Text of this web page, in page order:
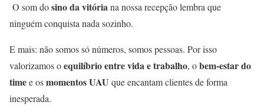
O som dosino da vitóriana nossa recepção lembra que
ninguém conquista nada sozinho.
E mais: não somos só números, somos pessoas. Por isso
valorizamos oequilíbrio entre vida e trabalho, obem-estar do
timee osmomentos UAU que encantam clientes de forma
inesperada.